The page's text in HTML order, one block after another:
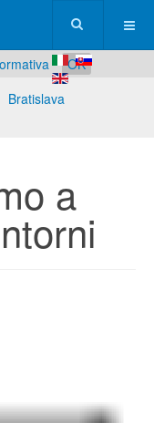
OK
Bratislava
a